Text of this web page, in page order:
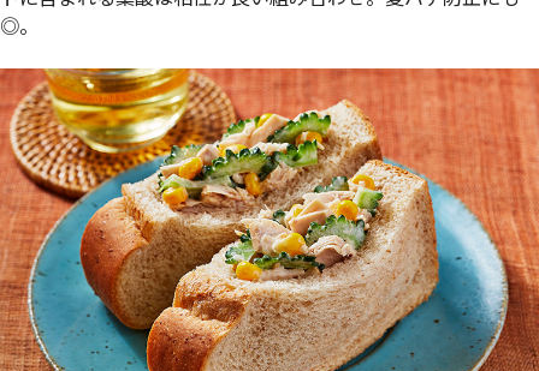
◎。